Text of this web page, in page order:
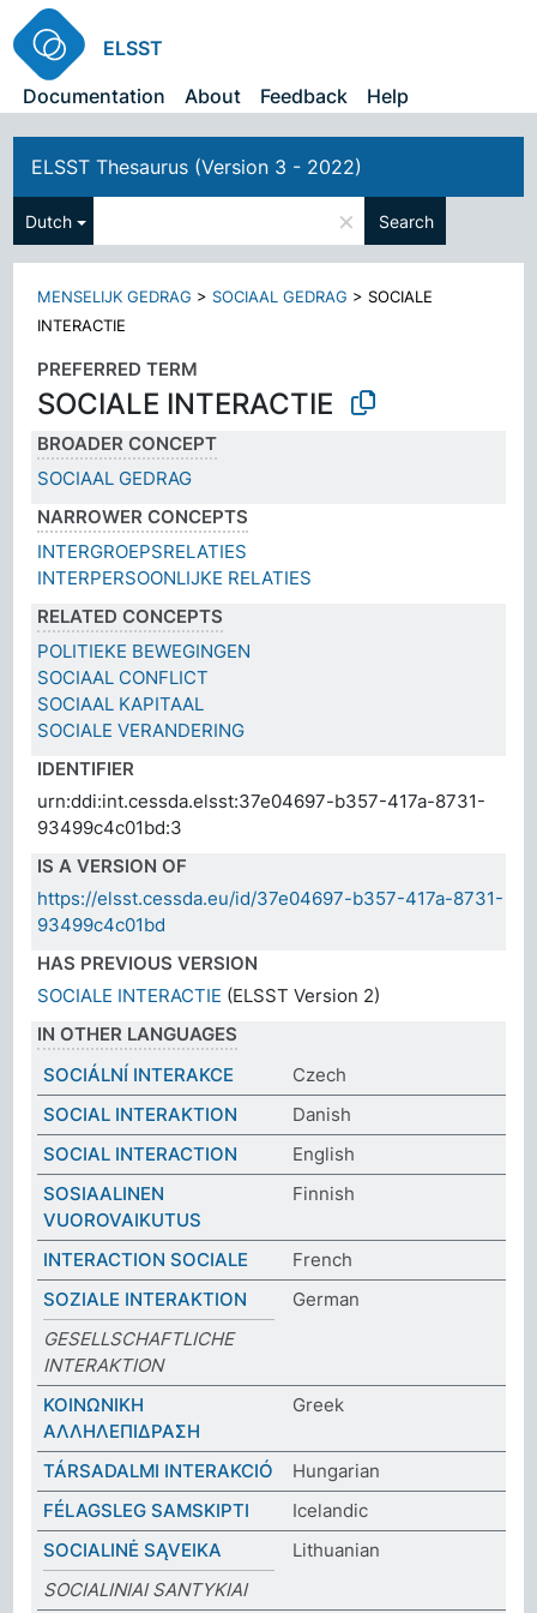
ELSST
Documentation
About Feedback Help
ELSST Thesaurus (Version 3 - 2022)
Dutch × Search
MENSELIJK GEDRAG > SOCIAAL GEDRAG >SOCIALE
INTERACTIE
PREFERRED TERM
SOCIALE INTERACTIE
BROADER CONCEPT
SOCIAAL GEDRAG
NARROWER CONCEPTS
INTERGROEPSRELATIES
INTERPERSOONLIJKE RELATIES
RELATED CONCEPTS
POLITIEKE BEWEGINGEN
SOCIAAL CONFLICT
SOCIAAL KAPITAAL
SOCIALE VERANDERING
IDENTIFIER
urn:ddi:int.cessda.elsst:37e04697-b357-417a-8731-
93499c4c01bd:3
IS A VERSION OF
https://elsst.cessda.eu/id/37e04697-b357-417a-8731-
93499c4c01bd
HAS PREVIOUS VERSION
SOCIALE INTERACTIE (ELSST Version 2)
IN OTHER LANGUAGES
SOCIÁLNÍ INTERAKCE
Czech
SOCIAL INTERAKTION
Danish
SOCIAL INTERACTION
English
SOSIAALINEN
VUOROVAIKUTUS
Finnish
INTERACTION SOCIALE
French
SOZIALE INTERAKTION
German
GESELLSCHAFTLICHE
INTERAKTION
ΚΟΙΝΩΝΙΚΗ
ΑΛΛΗΛΕΠΙΔΡΑΣΗ
Greek
TÁRSADALMI INTERAKCIÓ
Hungarian
FÉLAGSLEG SAMSKIPTI
Icelandic
SOCIALINĖ SĄVEIKA
Lithuanian
SOCIALINIAI SANTYKIAI